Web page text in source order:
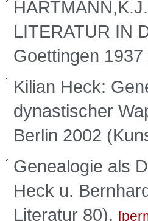
LITERATUR IN
Goettingen
Kilian Heck:
dynastischer
Berlin 2002
Genealogie als
Heck u.
Literatur 80).